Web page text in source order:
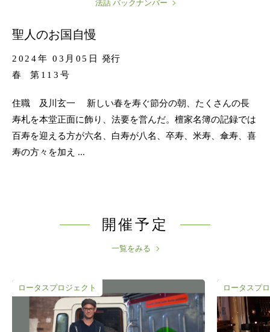
法話 バックナンバー
聖人のお国自慢
2024年 03月05日
発行
春 第113号
住職 及川玄一 新しい春を寿ぐ節分の朝、たくさんの長
寿札を本堂正面に飾り、法要を営んだ。檀家名簿の記録では
百寿を迎える方が六名、白寿が八名、卒寿、米寿、傘寿、喜
寿の方々を加え ...
開催予定
一覧をみる
ロータスプロジェクト ロータスプ